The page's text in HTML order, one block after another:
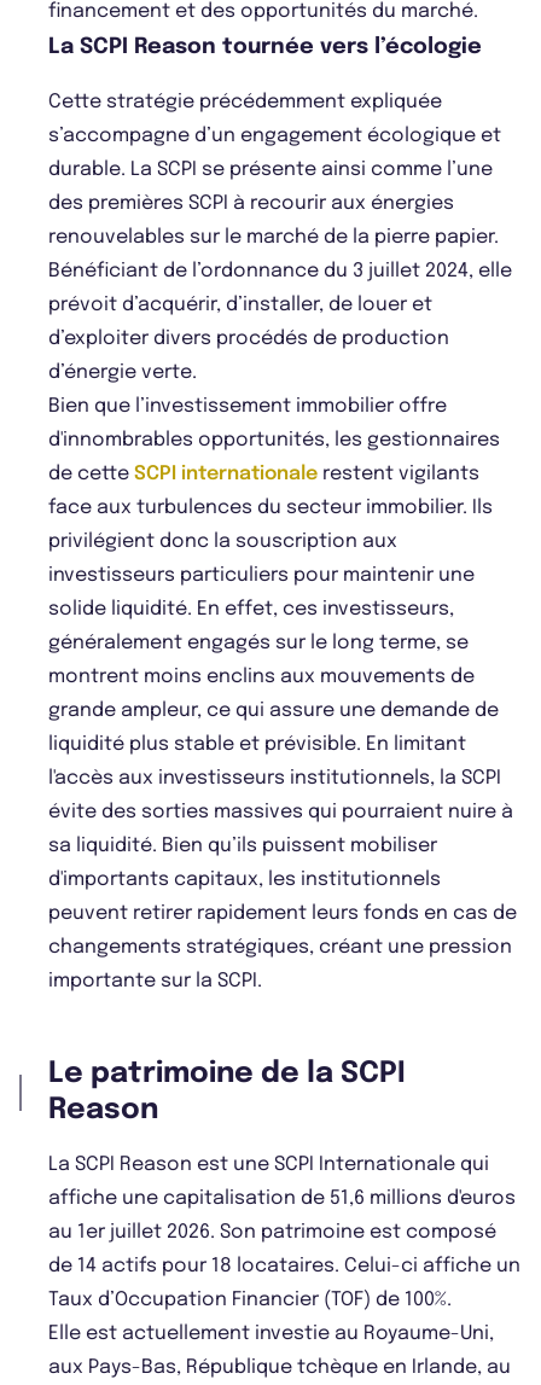
financement et des opportunités du marché.
La SCPI Reason tournée vers l’écologie
Cette stratégie précédemment expliquée
s’accompagne d’un engagement écologique et
durable. La SCPI se présente ainsi comme l’une
des premières SCPI à recourir aux énergies
renouvelables sur le marché de la pierre papier.
Bénéficiant de l’ordonnance du 3 juillet 2024, elle
prévoit d’acquérir, d’installer, de louer et
d’exploiter divers procédés de production
d’énergie verte.
Bien que l’investissement immobilier offre
d'innombrables opportunités, les gestionnaires
de cette SCPI internationale restent vigilants
face aux turbulences du secteur immobilier. Ils
privilégient donc la souscription aux
investisseurs particuliers pour maintenir une
solide liquidité. En effet, ces investisseurs,
généralement engagés sur le long terme, se
montrent moins enclins aux mouvements de
grande ampleur, ce qui assure une demande de
liquidité plus stable et prévisible. En limitant
l'accès aux investisseurs institutionnels, la SCPI
évite des sorties massives qui pourraient nuire à
sa liquidité. Bien qu’ils puissent mobiliser
d'importants capitaux, les institutionnels
peuvent retirer rapidement leurs fonds en cas de
changements stratégiques, créant une pression
importante sur la SCPI.
Le patrimoine de la SCPI
Reason
La SCPI Reason est une SCPI Internationale qui
affiche une capitalisation de 51,6 millions d'euros
au 1er juillet 2026. Son patrimoine est composé
de 14 actifs pour 18 locataires. Celui-ci affiche un
Taux d’Occupation Financier (TOF) de 100%.
Elle est actuellement investie au Royaume-Uni,
aux Pays-Bas, République tchèque en Irlande, au